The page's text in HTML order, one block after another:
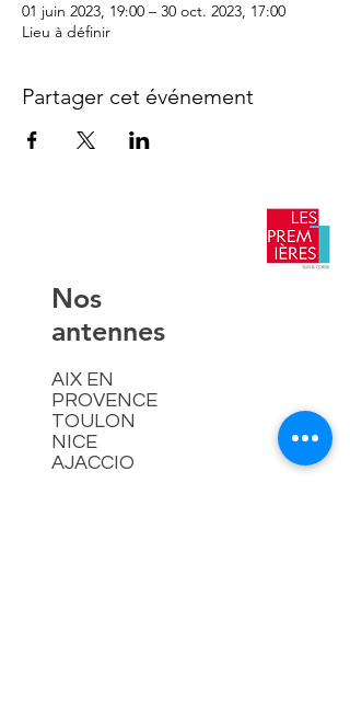
01 juin 2023, 19:00 – 30 oct. 2023, 17:00
Lieu à définir
Partager cet événement
​Nos
antennes
AIX EN
PROVENCE
TOULON
NICE
AJACCIO​